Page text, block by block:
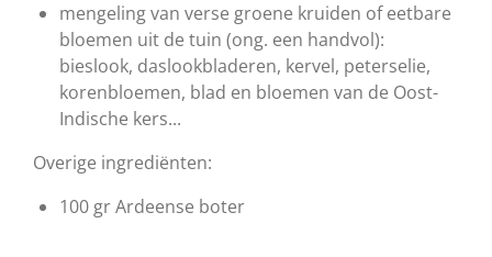
mengeling van verse groene kruiden of eetbare
bloemen uit de tuin (ong. een handvol):
bieslook, daslookbladeren, kervel, peterselie,
korenbloemen, blad en bloemen van de Oost-
Indische kers...
Overige ingrediënten:
100 gr Ardeense boter